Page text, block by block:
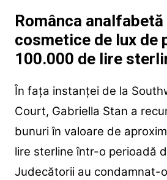
Românca
cosmetice de lux de
100.000 de lire
În fața instanței de la
Court, Gabriella Stan a
bunuri în valoare de
lire sterline într-o perioadă
Judecătorii au condamnat-